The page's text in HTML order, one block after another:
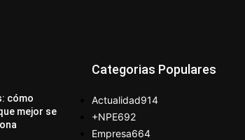
cómo
mejor se
Categorias Populares
Actualidad914
+NPE692
Empresa664